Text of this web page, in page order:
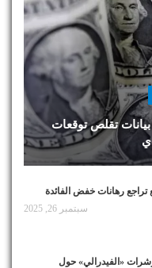
تقلص توقعات
تراجع رهانات خفض الفائدة
سبتمبر 26, 2025
«الفيدرالي» حول